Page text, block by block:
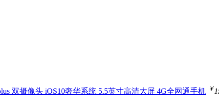
双摄像头 iOS10奢华系统 5.5英寸高清大屏 4G全网通手机 ￥